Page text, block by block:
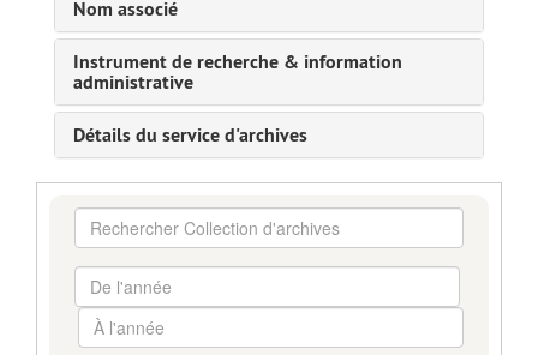
Nom associé
Instrument de recherche & information
administrative
Détails du service d'archives
Rechercher
Collection
d'archives
De
l'année
À
l'année